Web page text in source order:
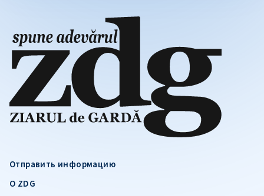
Отправить информацию
О ZDG